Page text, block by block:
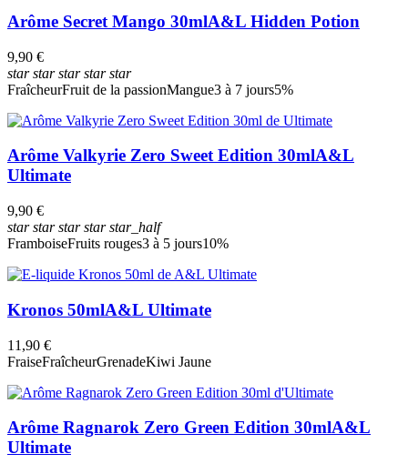
Arôme Secret Mango 30mlA&L Hidden Potion
9,90 €
starstarstarstarstar
FraîcheurFruit de la passionMangue3 à 7 jours5%
Arôme Valkyrie Zero Sweet Edition 30mlA&L
Ultimate
9,90 €
starstarstarstarstar_half
FramboiseFruits rouges3 à 5 jours10%
Kronos 50mlA&L Ultimate
11,90 €
FraiseFraîcheurGrenadeKiwi Jaune
Arôme Ragnarok Zero Green Edition 30mlA&L
Ultimate